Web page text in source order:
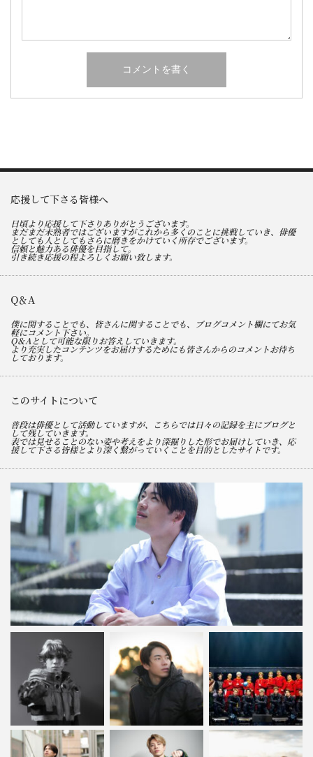
応援して下さる皆様へ
日頃より応援して下さりありがとうございます。
まだまだ未熟者ではございますがこれから多くのことに挑戦していき、俳優
としても人としてもさらに磨きをかけていく所存でございます。
信頼と魅力ある俳優を目指して。
引き続き応援の程よろしくお願い致します。
Q＆A
僕に関することでも、皆さんに関することでも、ブログコメント欄にてお気
軽にコメント下さい。
Q＆Aとして可能な限りお答えしていきます。
より充実したコンテンツをお届けするためにも皆さんからのコメントお待ち
しております。
このサイトについて
普段は俳優として活動していますが、こちらでは日々の記録を主にブログと
して残していきます。
表では見せることのない姿や考えをより深掘りした形でお届けしていき、応
援して下さる皆様とより深く繋がっていくことを目的としたサイトです。